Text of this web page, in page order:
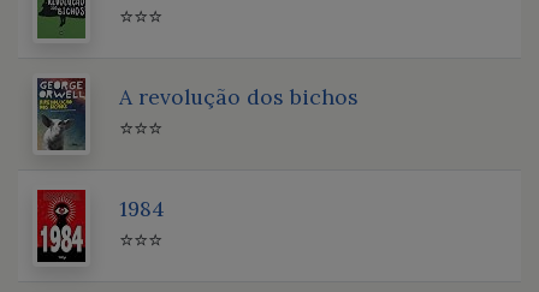
⭐⭐⭐
A revolução dos bichos
⭐⭐⭐
1984
⭐⭐⭐